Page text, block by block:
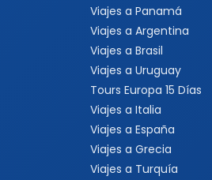
Viajes a Panamá
Viajes a Argentina
Viajes a Brasil
Viajes a Uruguay
Tours Europa 15 Días
Viajes a Italia
Viajes a España
Viajes a Grecia
Viajes a Turquía